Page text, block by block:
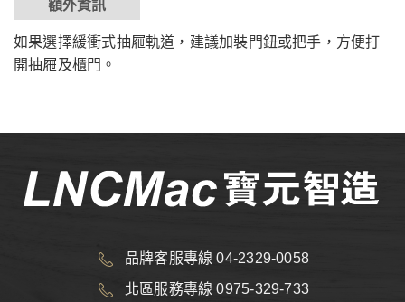
額外資訊
如果選擇緩衝式抽屜軌道，建議加裝門鈕或把手，方便打
開抽屜及櫃門。
品牌客服專線 04-2329-0058
北區服務專線 0975-329-733